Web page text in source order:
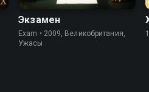
Экзамен
Exam • 2009, Великобритания,
Ужасы